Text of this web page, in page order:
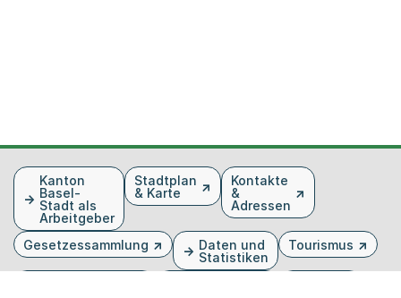
FusszeileKanton
Basel-
Stadt als
Arbeitgeber
Stadtplan
& Karte
Kontakte
&
Adressen
Gesetzessammlung
Daten und
Statistiken
Tourismus